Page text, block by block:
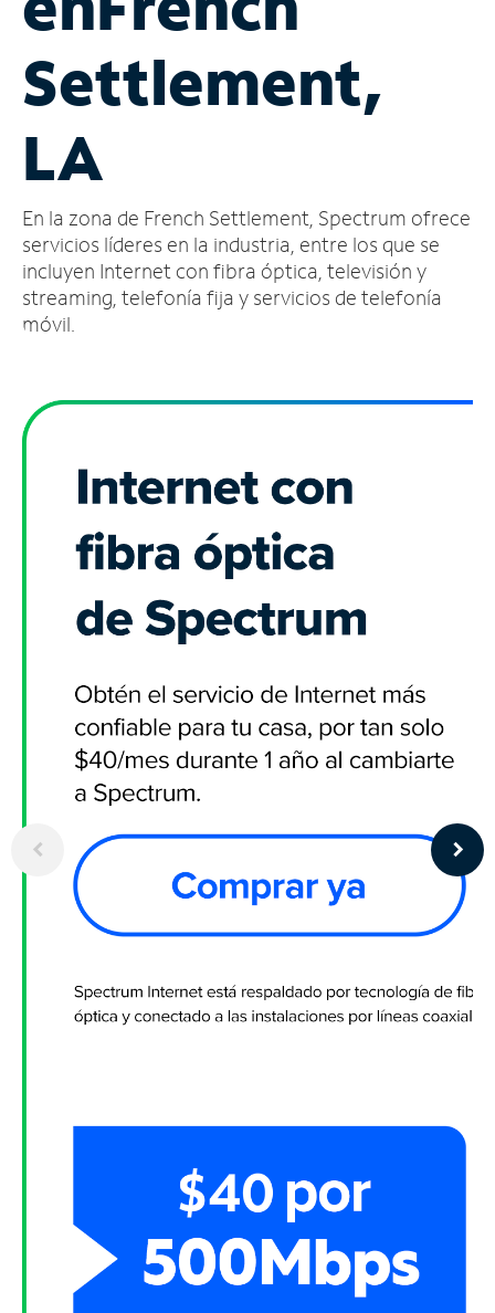
cuenta
Encuentra
tienda
Settlement,
LA
En la zona de French Settlement, Spectrum ofrece
servicios líderes en la industria, entre los que se
incluyen Internet con fibra óptica, televisión y
streaming, telefonía fija y servicios de telefonía
móvil.